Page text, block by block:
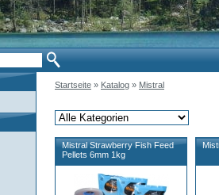
Startseite » Katalog » Mistral
Mistral Strawberry Fish Feed
Pellets 6mm 1kg